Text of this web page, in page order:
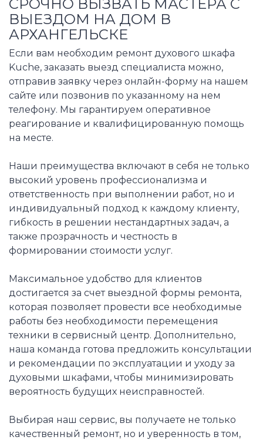
СРОЧНО ВЫЗВАТЬ МАСТЕРА С
ВЫЕЗДОМ НА ДОМ В
АРХАНГЕЛЬСКЕ
Если вам необходим ремонт духового шкафа
Kuche, заказать выезд специалиста можно,
отправив заявку через онлайн-форму на нашем
сайте или позвонив по указанному на нем
телефону. Мы гарантируем оперативное
реагирование и квалифицированную помощь
на месте.
Наши преимущества включают в себя не только
высокий уровень профессионализма и
ответственность при выполнении работ, но и
индивидуальный подход к каждому клиенту,
гибкость в решении нестандартных задач, а
также прозрачность и честность в
формировании стоимости услуг.
Максимальное удобство для клиентов
достигается за счет выездной формы ремонта,
которая позволяет провести все необходимые
работы без необходимости перемещения
техники в сервисный центр. Дополнительно,
наша команда готова предложить консультации
и рекомендации по эксплуатации и уходу за
духовыми шкафами, чтобы минимизировать
вероятность будущих неисправностей.
Выбирая наш сервис, вы получаете не только
качественный ремонт, но и уверенность в том,